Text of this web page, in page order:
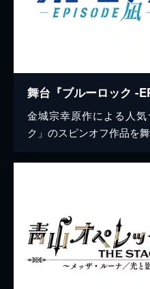
舞台『ブルーロック -
金城宗幸原作による人
ク」のスピンオフ作品を